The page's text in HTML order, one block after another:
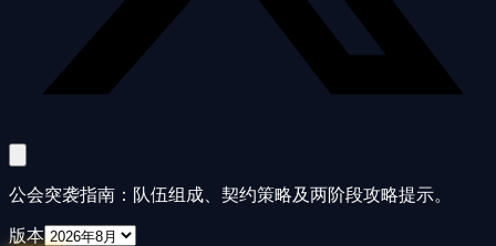
公会突袭指南：队伍组成、契约策略及两阶段攻略提示。
版本